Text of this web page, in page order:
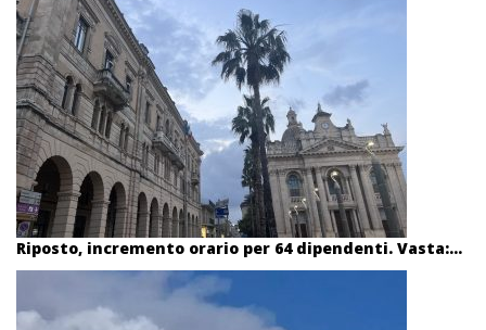
Riposto, incremento orario per 64 dipendenti. Vasta:...